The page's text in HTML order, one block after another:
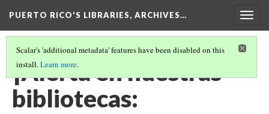
PUERTO RICO'S LIBRARIES, ARCHIVES…
Scalar's 'additional metadata' features have been disabled on this
install.Learn more.
¡Alerta en nuestras
bibliotecas: